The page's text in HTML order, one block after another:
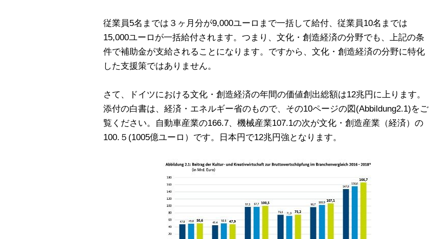
従業員5名までは３ヶ月分が9,000ユーロまで一括して給付、従業員10名までは
15,000ユーロが一括給付されます。つまり、文化・創造経済の分野でも、上記の条
件で補助金が支給されることになります。ですから、文化・創造経済の分野に特化
した支援策ではありません。
さて、ドイツにおける文化・創造経済の年間の価値創出総額は12兆円に上ります。
添付の白書は、経済・エネルギー省のもので、その10ページの図(Abbildung2.1)をご
覧ください。自動車産業の166.7、機械産業107.1の次が文化・創造産業（経済）の
100.５(1005億ユーロ）です。日本円で12兆円強となります。